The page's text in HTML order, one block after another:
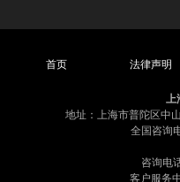
首页 法律声明
地址：上海市普陀区中
全国咨询
咨询电
客户服务